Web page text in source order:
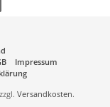
Impressum
Versandkosten.